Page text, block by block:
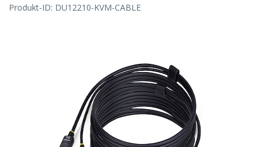
Produkt-ID: DU12210-KVM-CABLE